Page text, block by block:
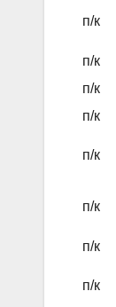
п/к
п/к
п/к
п/к
п/к
п/к
п/к
п/к